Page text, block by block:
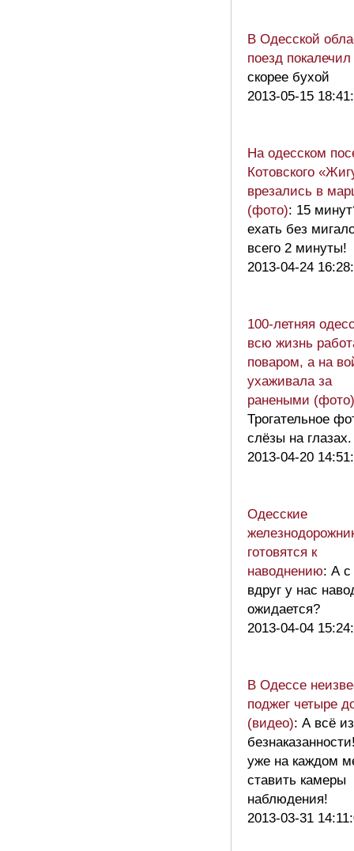
В Одесской
поезд
скорее бухой
2013-05-15
На одесском
Котовского
врезались в
(фото): 15
ехать без
всего 2 минуты!
2013-04-24
100-летняя
всю жизнь
поваром, а на
ухаживала за
ранеными (фото)
Трогательное
слёзы на глазах.
2013-04-20
Одесские
готовятся к
наводнению: А с
вдруг у нас
ожидается?
2013-04-04
В Одессе
поджег четыре
(видео): А всё
уже на каждом
ставить камеры
наблюдения!
2013-03-31